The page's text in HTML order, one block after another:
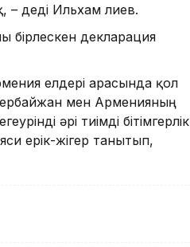
деді Ильхам Әлиев.
бірлескен декларация
елдері арасында қол
мен Арменияның
әрі тиімді бітімгерлік
ерік-жігер танытып,